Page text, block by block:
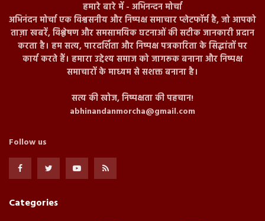
हमारे बारे में - अभिनन्दन मोर्चा
अभिनंदन मोर्चा एक विश्वसनीय और निष्पक्ष समाचार प्लेटफॉर्म है, जो आपको
ताज़ा खबरें, विश्लेषण और समसामयिक घटनाओं की सटीक जानकारी प्रदान
करता है। हम सत्य, पारदर्शिता और निष्पक्ष पत्रकारिता के सिद्धांतों पर
कार्य करते हैं। हमारा उद्देश्य समाज को जागरूक बनाना और निष्पक्ष
समाचारों के माध्यम से सशक्त बनाना है।
सत्य की खोज, निष्पक्षता की पहचान!
abhinandanmorcha@gmail.com
Follow us
Categories